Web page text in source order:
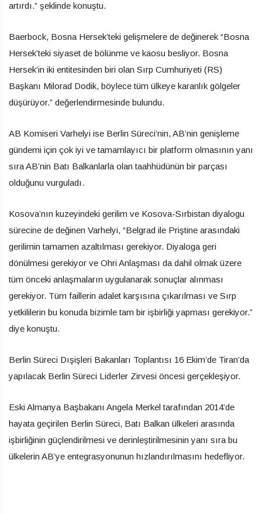
artırdı.” şeklinde konuştu.
Baerbock, Bosna Hersek’teki gelişmelere de değinerek “Bosna
Hersek’teki siyaset de bölünme ve kaosu besliyor. Bosna
Hersek’in iki entitesinden biri olan Sırp Cumhuriyeti (RS)
Başkanı Milorad Dodik, böylece tüm ülkeye karanlık gölgeler
düşürüyor.” değerlendirmesinde bulundu.
AB Komiseri Varhelyi ise Berlin Süreci’nin, AB’nin genişleme
gündemi için çok iyi ve tamamlayıcı bir platform olmasının yanı
sıra AB’nin Batı Balkanlarla olan taahhüdünün bir parçası
olduğunu vurguladı.
Kosova’nın kuzeyindeki gerilim ve Kosova-Sırbistan diyalogu
sürecine de değinen Varhelyi, “Belgrad ile Priştine arasındaki
gerilimin tamamen azaltılması gerekiyor. Diyaloga geri
dönülmesi gerekiyor ve Ohri Anlaşması da dahil olmak üzere
tüm önceki anlaşmaların uygulanarak sonuçlar alınması
gerekiyor. Tüm faillerin adalet karşısına çıkarılması ve Sırp
yetkililerin bu konuda bizimle tam bir işbirliği yapması gerekiyor.”
diye konuştu.
Berlin Süreci Dışişleri Bakanları Toplantısı 16 Ekim’de Tiran’da
yapılacak Berlin Süreci Liderler Zirvesi öncesi gerçekleşiyor.
Eski Almanya Başbakanı Angela Merkel tarafından 2014’de
hayata geçirilen Berlin Süreci, Batı Balkan ülkeleri arasında
işbirliğinin güçlendirilmesi ve derinleştirilmesinin yanı sıra bu
ülkelerin AB’ye entegrasyonunun hızlandırılmasını hedefliyor.​​​​